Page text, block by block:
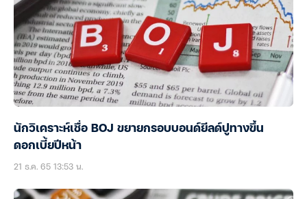
นักวิเคราะห์เชื่อ BOJ ขยายกรอบบอนด์ยีลด์ปูทางขึ้น
ดอกเบี้ยปีหน้า
21 ธ.ค. 65 13:53 น.